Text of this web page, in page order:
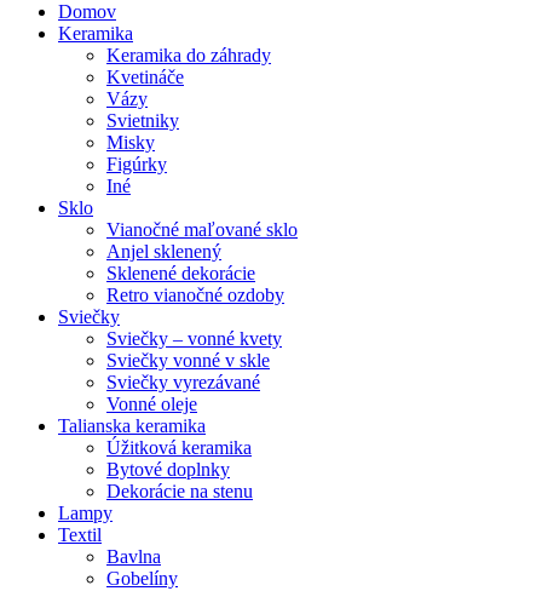
Domov
Keramika
Keramika do záhrady
Kvetináče
Vázy
Svietniky
Misky
Figúrky
Iné
Sklo
Vianočné maľované sklo
Anjel sklenený
Sklenené dekorácie
Retro vianočné ozdoby
Sviečky
Sviečky – vonné kvety
Sviečky vonné v skle
Sviečky vyrezávané
Vonné oleje
Talianska keramika
Úžitková keramika
Bytové doplnky
Dekorácie na stenu
Lampy
Textil
Bavlna
Gobelíny